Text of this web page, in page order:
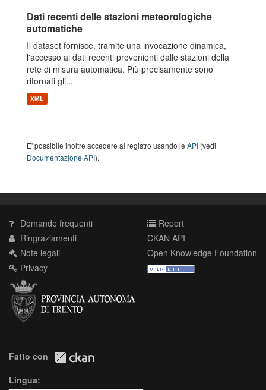
Dati recenti delle stazioni meteorologiche
automatiche
Il dataset fornisce, tramite una invocazione dinamica,
l'accesso ai dati recenti provenienti dalle stazioni della
rete di misura automatica. Più precisamente sono
ritornati gli...
XML
E' possibile inoltre accedere al registro usando le API (vedi
Documentazione API).
Domande frequenti
Ringraziamenti
Note legali
Privacy
Report
CKAN API
Open Knowledge Foundation
Fatto con
Lingua